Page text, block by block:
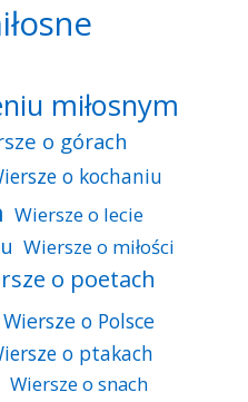
miłosnym
o górach
o kochaniu
Wiersze o lecie
Wiersze o miłości
o poetach
Wiersze o Polsce
o ptakach
Wiersze o snach